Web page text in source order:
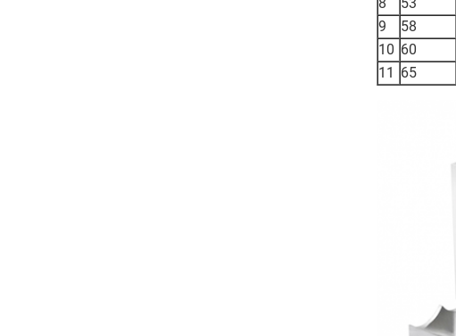
9
58
10 60
11 65